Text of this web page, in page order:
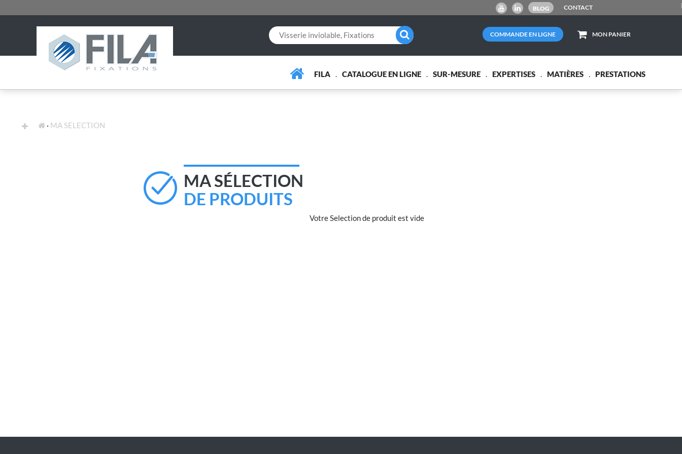
BLOG CONTACT
COMMANDE EN LIGNE MON PANIER
FILA CATALOGUE EN LIGNE SUR-MESURE EXPERTISES MATIÈRES PRESTATIONS
EXPERTISES
MA SELECTION
MA SÉLECTION
DE PRODUITS
Votre Selection de produit est vide